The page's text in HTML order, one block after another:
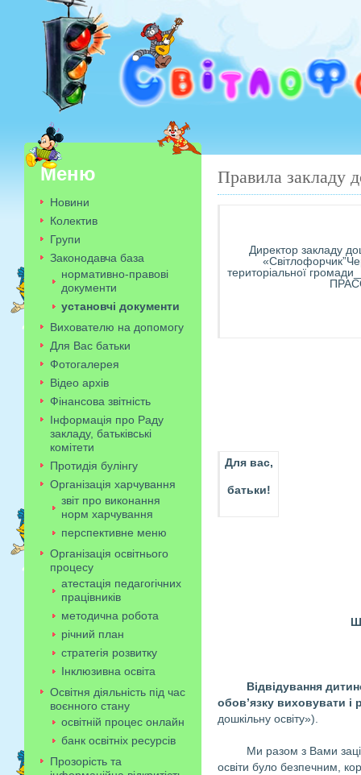
Правила закладу
Директор закладу
територіальної
Для вас,
батьки!
Відвідування
обов’язку виховувати і
дошкільну освіту»).
Ми разом з Вами
освіти було безпечним,
Меню
Новини
Колектив
Групи
Законодавча база
нормативно-правові
документи
установчі документи
Вихователю на допомогу
Для Вас батьки
Фотогалерея
Відео архів
Фінансова звітність
Інформація про Раду
закладу, батьківські
комітети
Протидія булінгу
Організація харчування
звіт про виконання
норм харчування
перспективне меню
Організація освітнього
процесу
атестація педагогічних
працівників
методична робота
річний план
стратегія розвитку
Інклюзивна освіта
Освітня діяльність під час
воєнного стану
освітній процес онлайн
банк освітніх ресурсів
Прозорість та